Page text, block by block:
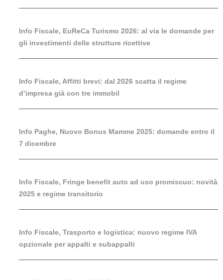
Info Fiscale, EuReCa Turismo 2026: al via le domande per
gli investimenti delle strutture ricettive
Info Fiscale, Affitti brevi: dal 2026 scatta il regime
d’impresa già con tre immobil
Info Paghe, Nuovo Bonus Mamme 2025: domande entro il
7 dicembre
Info Fiscale, Fringe benefit auto ad uso promiscuo: novità
2025 e regime transitorio
Info Fiscale, Trasporto e logistica: nuovo regime IVA
opzionale per appalti e subappalti